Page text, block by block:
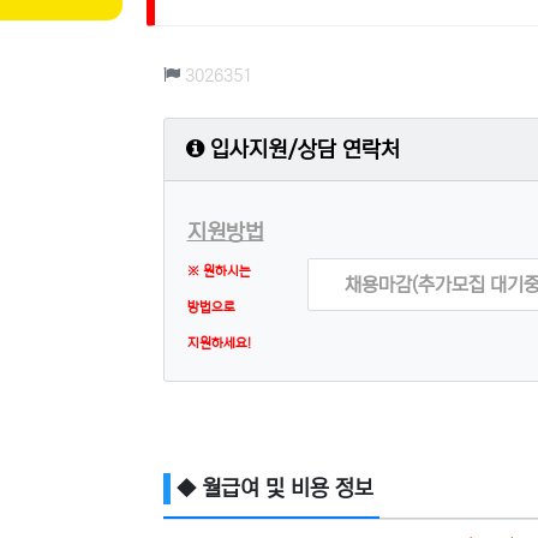
컨텐츠 정보
3026351
입사지원/상담 연락처
지원방법
※ 원하시는
방법으로
지원하세요!
채용마감(추가모집 대기
◆ 월급여 및 비용 정보